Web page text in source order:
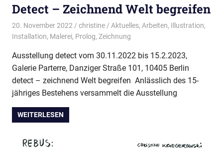
Detect – Zeichnend Welt begreifen
20. November 2022 christine Aktuelles, Arbeiten, Illustration,
Installation, Malerei, Prolog, Zeichnung
Ausstellung detect vom 30.11.2022 bis 15.2.2023,
Galerie Parterre, Danziger Straße 101, 10405 Berlin
detect – zeichnend Welt begreifen Anlässlich des 15-
jähriges Bestehens versammelt die Ausstellung
WEITERLESEN